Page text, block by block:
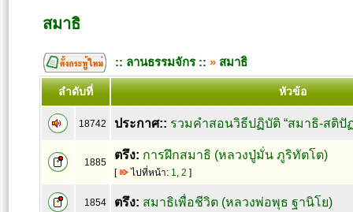
สมาธิ
:: ลานธรรมจักร :: » สมาธิ
ลำดับที่ หัวข้อ
18742 ประกาศ:: รวมคำสอนวิธีปฏิบัติ “สมาธิ-สติปั
1885
ตรึง: การฝึกสมาธิ (หลวงปู่มั่น ภูริทัตโต)
[ ไปที่หน้า: 1, 2 ]
1854 ตรึง: สมาธิเพื่อชีวิต (หลวงพ่อพุธ ฐานิโย)